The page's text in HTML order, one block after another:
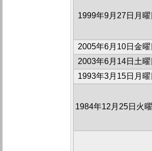
1999年9月27日月曜
2005年6月10日金曜
2003年6月14日土曜
1993年3月15日月曜
1984年12月25日火